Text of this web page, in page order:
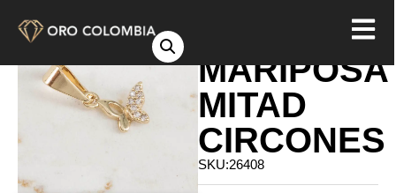
MARIPOSA
MITAD
CIRCONES
SKU:26408